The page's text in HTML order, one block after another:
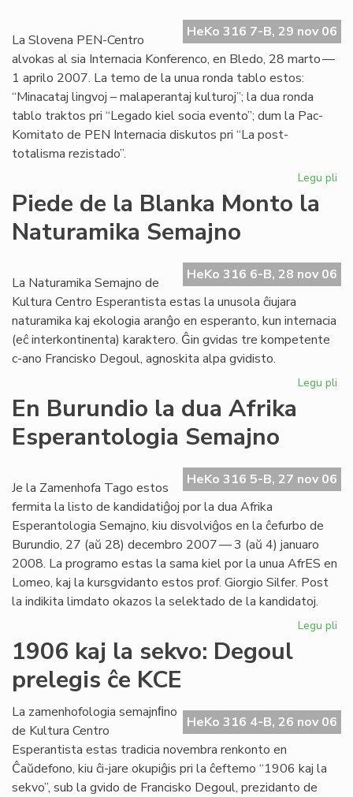
HeKo 316 7-B, 29 nov 06
La Slovena PEN-Centro
alvokas al sia Internacia Konferenco, en Bledo, 28 marto —
1 aprilo 2007. La temo de la unua ronda tablo estos:
“Minacataj lingvoj – malaperantaj kulturoj”; la dua ronda
tablo traktos pri “Legado kiel socia evento”; dum la Pac-
Komitato de PEN Internacia diskutos pri “La post-
totalisma rezistado”.
Legu pli
la
Piede de la Blanka Monto la
Naturamika Semajno
HeKo 316 6-B, 28 nov 06
La Naturamika Semajno de
Kultura Centro Esperantista estas la unusola ĉiujara
naturamika kaj ekologia aranĝo en esperanto, kun internacia
(eĉ interkontinenta) karaktero. Ĝin gvidas tre kompetente
c-ano Francisko Degoul, agnoskita alpa gvidisto.
Legu pli
En Burundio la dua Afrika
Esperantologia Semajno
HeKo 316 5-B, 27 nov 06
Je la Zamenhofa Tago estos
fermita la listo de kandidatiĝoj por la dua Afrika
Esperantologia Semajno, kiu disvolviĝos en la ĉefurbo de
Burundio, 27 (aŭ 28) decembro 2007 — 3 (aŭ 4) januaro
2008. La programo estas la sama kiel por la unua AfrES en
Lomeo, kaj la kursgvidanto estos prof. Giorgio Silfer. Post
la indikita limdato okazos la selektado de la kandidatoj.
Legu pli
1906 kaj la sekvo: Degoul
prelegis ĉe KCE
HeKo 316 4-B, 26 nov 06
La zamenhofologia semajnﬁno
de Kultura Centro
Esperantista estas tradicia novembra renkonto en
Ĉaŭdefono, kiu ĉi-jare okupiĝis pri la ĉeftemo “1906 kaj la
sekvo”, sub la gvido de Francisko Degoul, prezidanto de